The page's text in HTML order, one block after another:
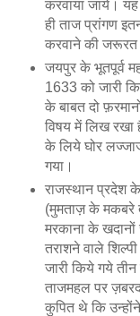
करवाया जाये।
ही ताज प्रांगण
करवाने की जरूरत
जयपुर के भूतपूर्व
1633 को जारी
के बाबत दो
विषय में लिख
के लिये घोर
गया।
राजस्थान प्रदेश के
(मुमताज़ के मकबरे
मरकाना के
तराशने वाले
जारी किये गये
ताजमहल पर
कुपित थे कि